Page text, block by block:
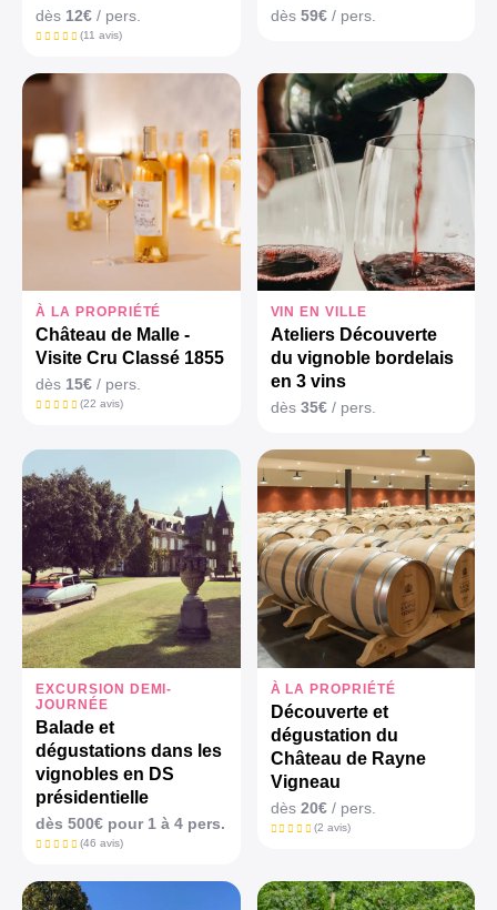
dès 12€ / pers.
(11 avis)
dès 59€/ pers.
À LA PROPRIÉTÉ
Château de Malle -
Visite Cru Classé 1855
dès 15€ / pers.
(22 avis)
VIN EN VILLE
Ateliers Découverte
du vignoble bordelais
en 3 vins
dès 35€/ pers.
EXCURSION DEMI-
JOURNÉE
Balade et
dégustations dans les
vignobles en DS
présidentielle
dès 500€ pour 1 à 4 pers.
(46 avis)
À LA PROPRIÉTÉ
Découverte et
dégustation du
Château de Rayne
Vigneau
dès 20€/ pers.
(2 avis)